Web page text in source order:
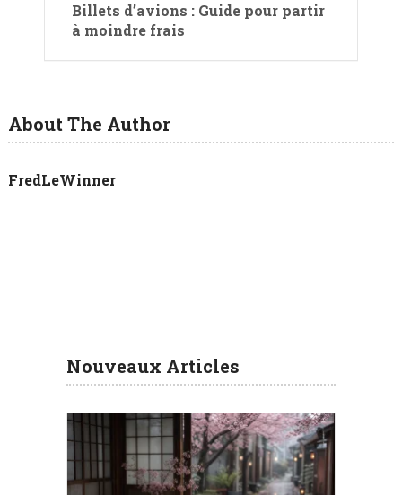
Billets d’avions : Guide pour partir
à moindre frais
About The Author
FredLeWinner
Nouveaux Articles